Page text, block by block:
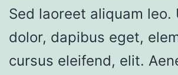
Sed laoreet aliquam leo.
dolor, dapibus eget,
cursus eleifend, elit.